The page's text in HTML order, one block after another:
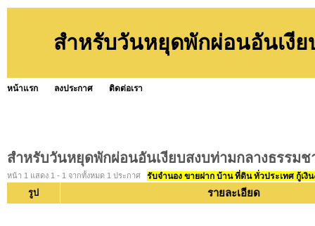
สำหรับวันหยุดพักผ่อนอันเงี
หน้าแรก ลงประกาศ ติดต่อเรา
สำหรับวันหยุดพักผ่อนอันเงียบสงบท่ามกลางธรรมช
หน้า 1 แสดง 1 - 1 จากทั้งหมด 1 ประกาศ รับจำนอง ขายฝาก บ้าน ที่ดิน ทั่วประเทศ กู้เงิ
รูป รายละเอียด